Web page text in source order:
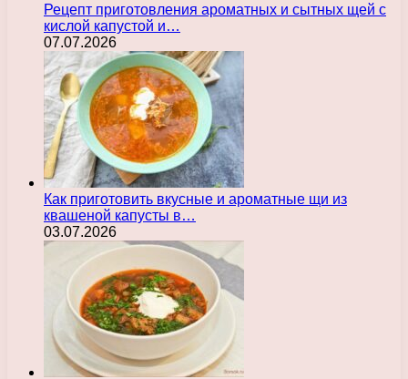
Рецепт приготовления ароматных и сытных щей с
кислой капустой и…
07.07.2026
Как приготовить вкусные и ароматные щи из
квашеной капусты в…
03.07.2026